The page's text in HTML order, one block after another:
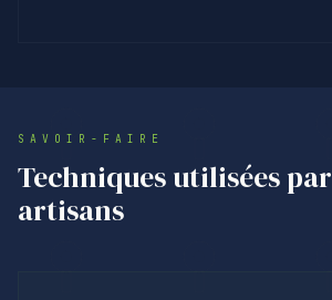
SAVOIR-FAIRE
Techniques utilisées par
artisans